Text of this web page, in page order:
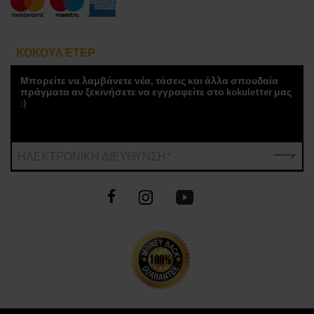
ΚΟΚΟΥΛΈΤΕΡ
Μπορείτε να λαμβάνετε νέα, τάσεις και άλλα σπουδαία
πράγματα αν ξεκινήσετε να εγγραφείτε στο kokuletter μας
:)